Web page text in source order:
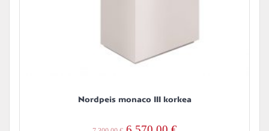
Nordpeis monaco III korkea